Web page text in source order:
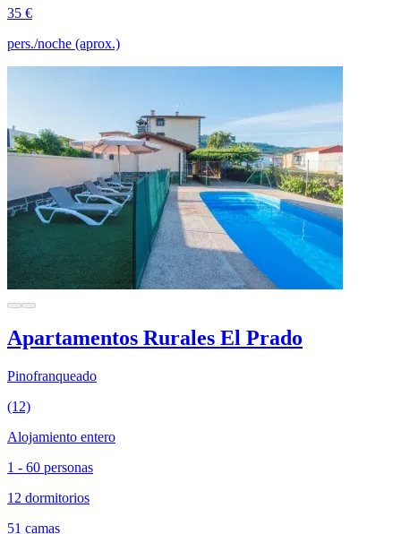
35 €
pers./noche (aprox.)
Apartamentos Rurales El Prado
Pinofranqueado
(12)
Alojamiento entero
1 - 60 personas
12 dormitorios
51 camas